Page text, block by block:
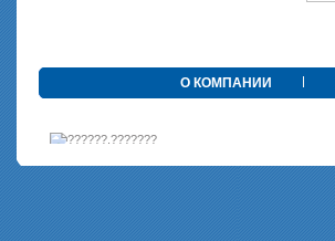
О КОМПАНИИ
•